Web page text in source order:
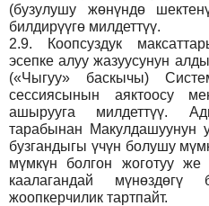
(бузулушу жөнүндө
билдирүүгө милдеттүү.
2.9.
Коопсуздук
эсепке алуу жазуусунун
(«Чыгуу» баскычы)
сессиясынын аяктоосу
ашырууга милдеттүү.
тарабынан Макулдашуунун
бузгандыгы үчүн болушу
мүмкүн болгон жоготуу
каалагандай мүнөздөгү
жоопкерчилик тартпайт.